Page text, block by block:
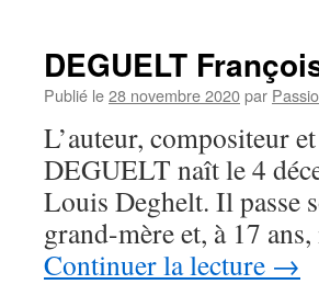
DEGUELT
Publié le28 novembre 2020par
L’auteur, compositeur
DEGUELT naît le 4
Louis Deghelt. Il passe
grand-mère et, à 17
Continuer la lecture →